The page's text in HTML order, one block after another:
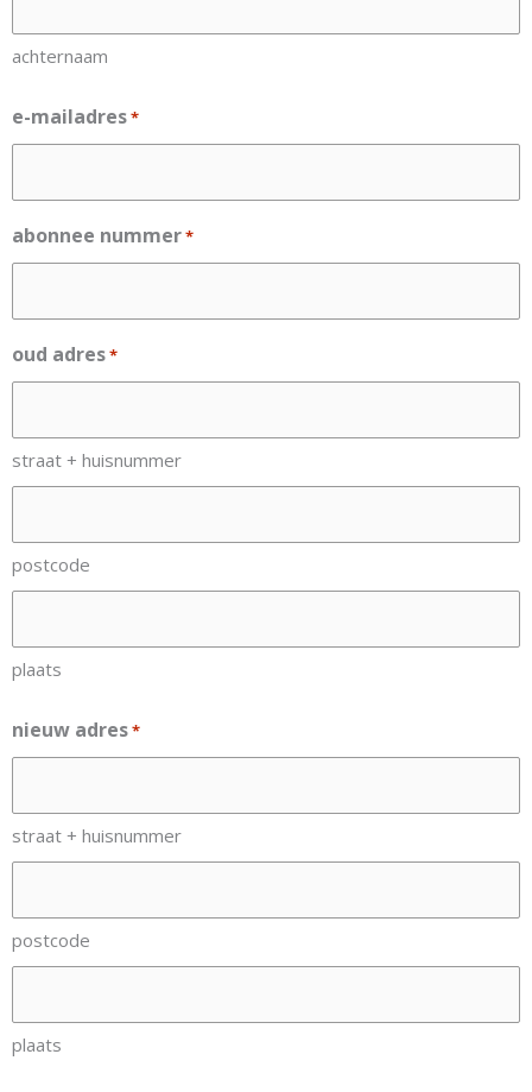
achternaam
e-mailadres*
abonnee nummer*
oud adres*
straat + huisnummer
postcode
plaats
nieuw adres*
straat + huisnummer
postcode
plaats